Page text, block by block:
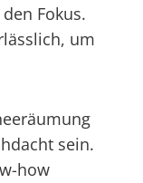
Fokus.
um
sein.
how